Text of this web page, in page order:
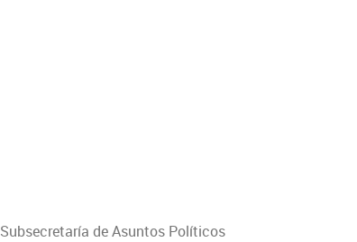
Subsecretaría de Asuntos Políticos